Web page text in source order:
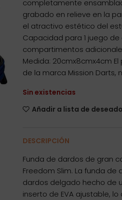
completamente
grabado en relieve en la
el atractivo estético del
Capacidad para 1 juego
compartimentos
Medida: 20cmx8cmx4cm
de la marca Mission Darts,
Sin existencias
Añadir a lista de
DESCRIPCIÓN
Funda de dardos de gran
Freedom Slim. La funda de
dardos delgado hecho de
inserto de EVA ajustable,